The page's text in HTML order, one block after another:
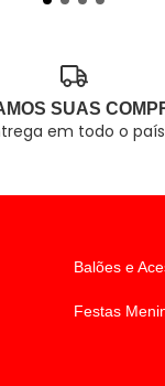
SUAS
em todo o país
Balões e
Festas